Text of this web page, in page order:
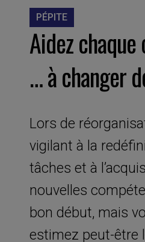
PÉPITE
Aidez
… à changer
Lors de
vigilant à la
tâches et à
nouvelles
bon début, mais
estimez peut-être